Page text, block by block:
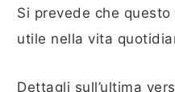
Si prevede che questo
utile nella vita
Dettagli sull’ultima